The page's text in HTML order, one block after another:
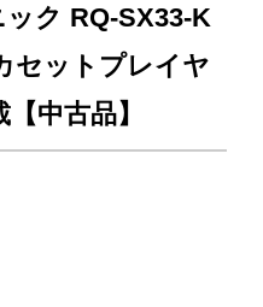
ク RQ-SX33-K
セットプレイヤ
中古品】